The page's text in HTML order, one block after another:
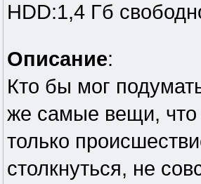
HDD:1,4 Гб
Описание:
Кто бы мог
же самые вещи,
только
столкнуться, не